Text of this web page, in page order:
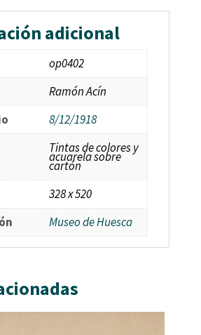
adicional
op0402
Ramón Acín
8/12/1918
Tintas de colores y
acuarela sobre
cartón
328 x 520
Museo de Huesca